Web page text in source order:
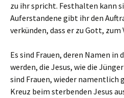
zu ihr spricht. Festhalten kann
Auferstandene gibt ihr den
verkünden, dass er zu Gott, zum
Es sind Frauen, deren Namen in
werden, die Jesus, wie die
sind Frauen, wieder namentlich
Kreuz beim sterbenden Jesus